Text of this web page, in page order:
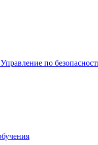
Управление по